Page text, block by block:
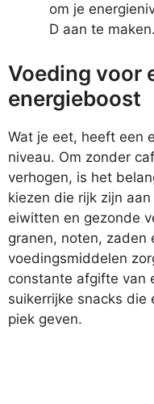
om je
D aan te maken.
Voeding voor
energieboost
Wat je eet, heeft een
niveau. Om zonder
verhogen, is het
kiezen die rijk zijn
eiwitten en gezonde
granen, noten, zaden
voedingsmiddelen
constante afgifte van
suikerrijke snacks die
piek geven.